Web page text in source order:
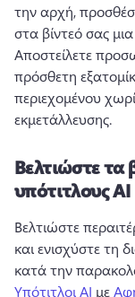
την αρχή,
Αποστείλετε
πρόσθετη
περιεχομένου
εκμετάλλευσης.
Βελτιώστε τα
υπότιτλους AI
Βελτιώστε
και ενισχύστε τη
κατά την
Υπότιτλοι AI με